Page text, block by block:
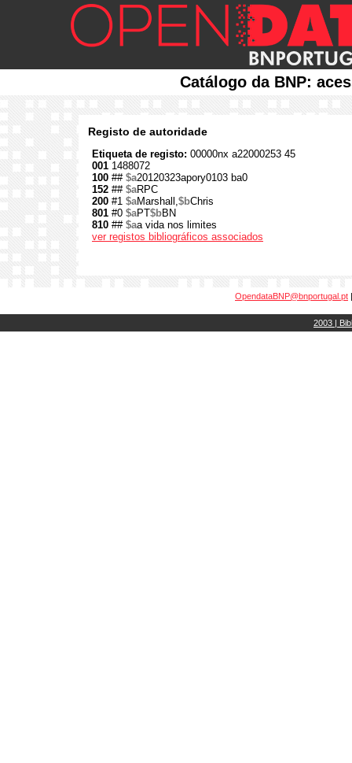
Catálogo da BNP:
Registo de autoridade
Etiqueta de registo: 00000nx a22000253 45
001 1488072
100 ## $a20120323apory0103 ba0
152 ## $aRPC
200 #1 $aMarshall,$bChris
801 #0 $aPT$bBN
810 ## $aa vida nos limites
ver registos bibliográficos associados
OpendataBNP@bnportugal.pt
2003 |